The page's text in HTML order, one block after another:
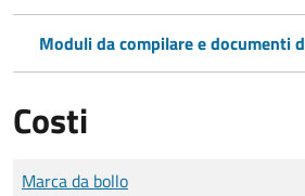
Moduli da compilare e documenti
Costi
Tipo di pagamento
Importo
Marca da bollo